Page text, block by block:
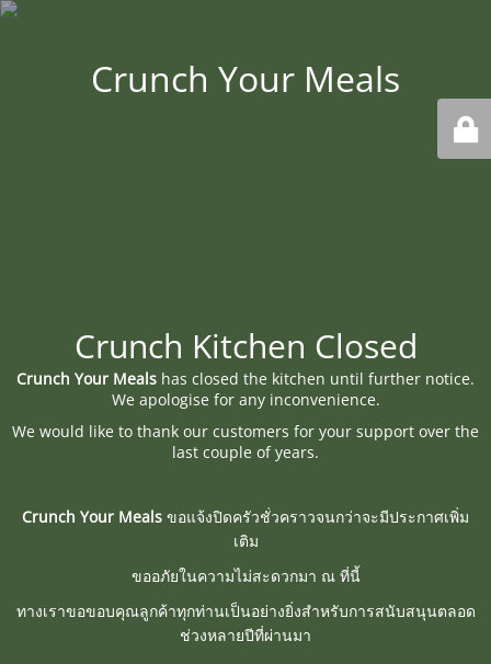
Crunch Your Meals
Crunch Kitchen Closed
Crunch Your Meals has closed the kitchen until further notice.
We apologise for any inconvenience.
We would like to thank our customers for your support over the
last couple of years.
Crunch Your Meals ขอแจ้งปิดครัวชั่วคราวจนกว่าจะมีประกาศเพิ่ม
เติม
ขออภัยในความไม่สะดวกมา ณ ที่นี้
ทางเราขอขอบคุณลูกค้าทุกท่านเป็นอย่างยิ่งสำหรับการสนับสนุนตลอด
ช่วงหลายปีที่ผ่านมา